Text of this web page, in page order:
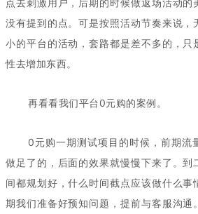
点去刺激用户，后期的时候做返场活动的
没有提到的点。可是按照活动节奏来说，
小的平台的活动，套路都是差不多的，只
性去增加东西。
再看看我们平台0元购的案例。
0元购一期测试项目的时候，前期流
做足了的，后面的效果就慢慢下来了。到
间都规划好，什么时间截点应该做什么事
期我们准备好预知问题，提前与客服沟通